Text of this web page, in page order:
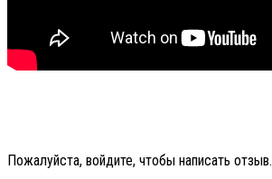
Пожалуйста, войдите, чтобы написать отзыв.